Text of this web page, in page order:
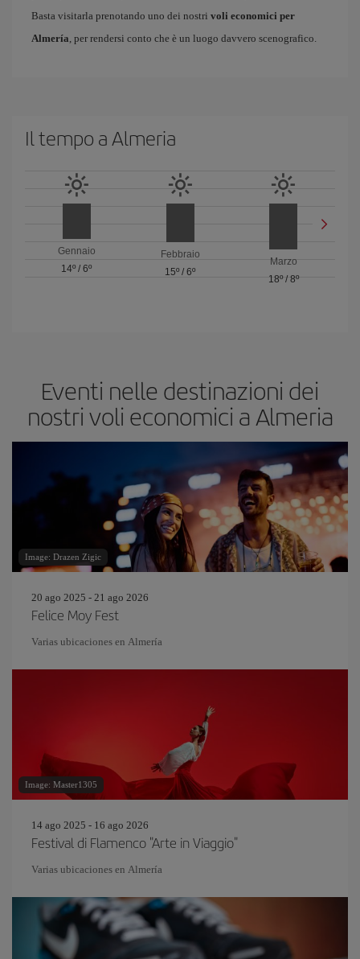
Basta visitarla prenotando uno dei nostri voli economici per
Almería, per rendersi conto che è un luogo davvero scenografico.
Il tempo a Almeria
Gennaio
14º /6º
Febbraio
15º / 6º
Marzo
18º/ 8º
Eventi nelle destinazioni dei
nostri voli economici a Almeria
Image: Drazen Zigic
20 ago 2025 - 21 ago 2026
Felice Moy Fest
Varias ubicaciones en Almería
Image: Master1305
14 ago 2025 - 16 ago 2026
Festival di Flamenco "Arte in Viaggio"
Varias ubicaciones en Almería